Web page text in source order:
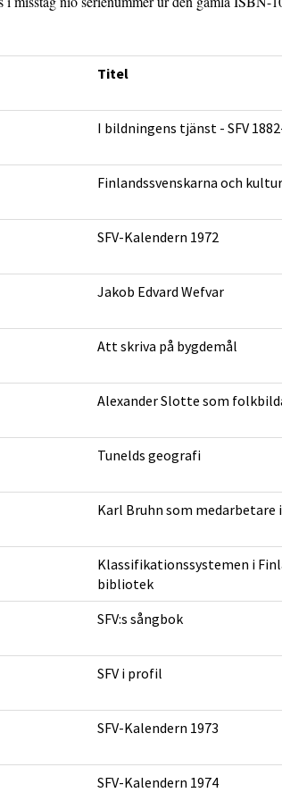
Titel
I bildningens tjänst - SFV
Finlandssvenskarna och
SFV-Kalendern 1972
Jakob Edvard Wefvar
Att skriva på bygdemål
Alexander Slotte som
Tunelds geografi
Karl Bruhn som medarbetare
Klassifikationssystemen i
bibliotek
SFV:s sångbok
SFV i profil
SFV-Kalendern 1973
SFV-Kalendern 1974